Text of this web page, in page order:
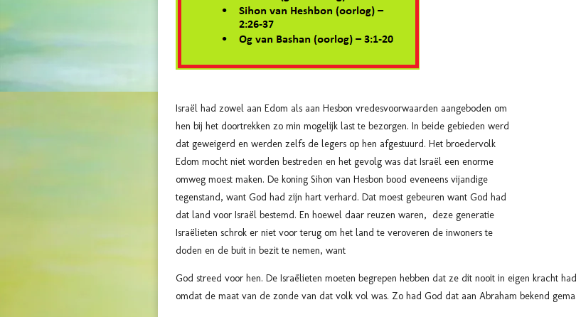
Israël had zowel aan Edom als aan Hesbon vredesvoorwaarden aangeboden om
hen bij het doortrekken zo min mogelijk last te bezorgen. In beide gebieden werd
dat geweigerd en werden zelfs de legers op hen afgestuurd. Het broedervolk
Edom mocht niet worden bestreden en het gevolg was dat Israël een enorme
omweg moest maken. De koning Sihon van Hesbon bood eveneens vijandige
tegenstand, want God had zijn hart verhard. Dat moest gebeuren want God had
dat land voor Israël bestemd. En hoewel daar reuzen waren, deze generatie
Israëlieten schrok er niet voor terug om het land te veroveren de inwoners te
doden en de buit in bezit te nemen, want
God streed voor hen. De Israëlieten moeten begrepen hebben dat ze dit nooit in eigen kracht
omdat de maat van de zonde van dat volk vol was. Zo had God dat aan Abraham bekend